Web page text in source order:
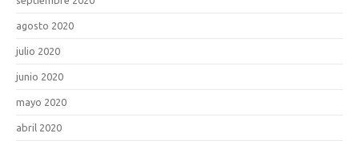
agosto 2020
julio 2020
junio 2020
mayo 2020
abril 2020